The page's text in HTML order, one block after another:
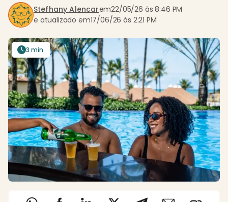
Stefhany Alencarem22/05/26 às 8:46 PM
e atualizado em17/06/26 às 2:21 PM
3 min.